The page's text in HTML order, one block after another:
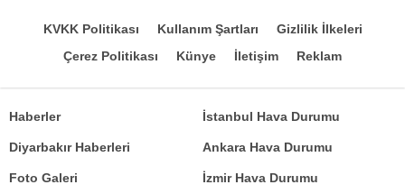
KVKK Politikası Kullanım Şartları
Gizlilik İlkeleri
Çerez Politikası
Künye İletişim Reklam
Haberler
Diyarbakır Haberleri
Foto Galeri
İstanbul Hava Durumu
Ankara Hava Durumu
İzmir Hava Durumu